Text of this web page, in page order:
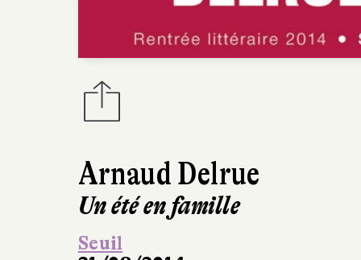
Arnaud Delrue
Un été en famille
Seuil